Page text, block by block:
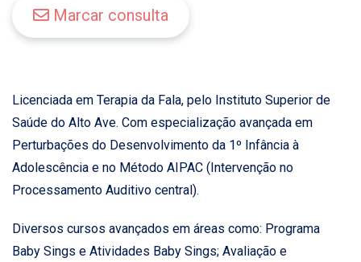
Marcar consulta
Licenciada em Terapia da Fala, pelo Instituto Superior de
Saúde do Alto Ave. Com especialização avançada em
Perturbações do Desenvolvimento da 1º Infância à
Adolescência e no Método AIPAC (Intervenção no
Processamento Auditivo central).
Diversos cursos avançados em áreas como: Programa
Baby Sings e Atividades Baby Sings; Avaliação e